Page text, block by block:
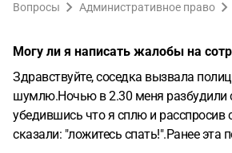
Вопросы Административное право
Могу ли я написать жалобы на
Здравствуйте, соседка вызвала
шумлю.Ночью в 2.30 меня разбудили
убедившись что я сплю и расспросив
сказали: "ложитесь спать!".Ранее эта